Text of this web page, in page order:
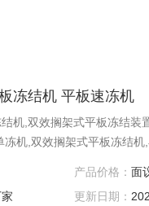
冻结机 平板速冻机
机,双效搁架式平板冻结装
机,双效搁架式平板冻结机,
工鱼片、鱼糜、虾、贝类等
不怕挤压或易于成型的食
产品价格： 面
更新日期：